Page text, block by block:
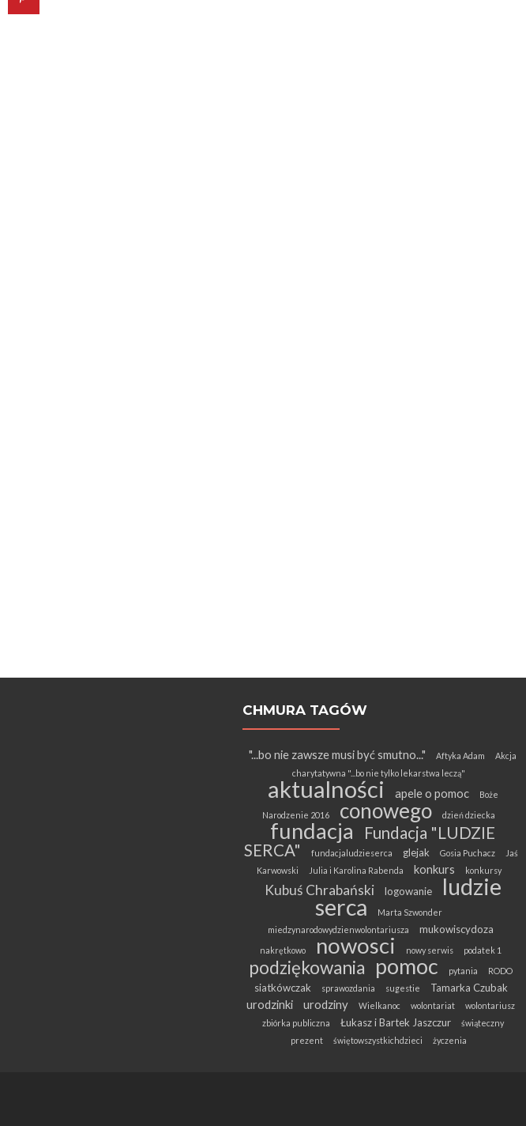
CHMURA TAGÓW
"...bo nie zawsze musi być smutno..." Aftyka Adam
Akcja
charytatywna "...bo nie tylko lekarstwa leczą"
aktualności apele o pomoc
Boże
Narodzenie 2016
conowego dzień dziecka
fundacja
Fundacja "LUDZIE
SERCA"
fundacjaludzieserca glejak Gosia Puchacz
Jaś
Karwowski
Julia i Karolina Rabenda konkurs konkursy
Kubuś Chrabański logowanie ludzie
serca
Marta Szwonder
miedzynarodowydzienwolontariusza
mukowiscydoza
nakrętkowo nowosci nowy serwis podatek 1
podziękowania pomoc pytania RODO
siatkówczak sprawozdania sugestie Tamarka Czubak
urodzinki urodziny Wielkanoc wolontariat
wolontariusz
zbiórka publiczna
Łukasz i Bartek Jaszczur
świąteczny
prezent
świętowszystkichdzieci życzenia